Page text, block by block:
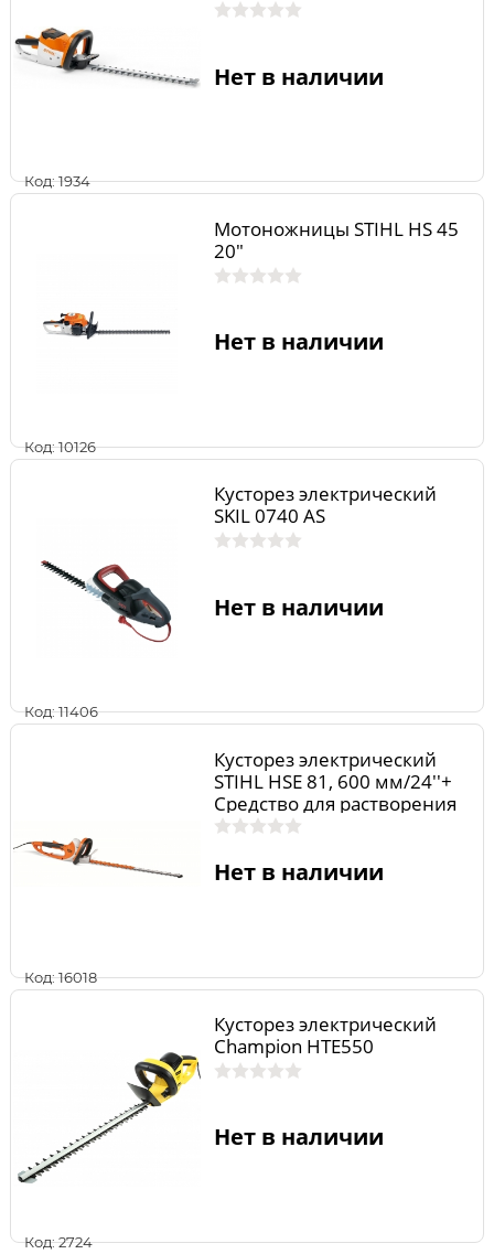
Код: 1934
Нет в наличии
Код: 10126
Мотоножницы STIHL HS 45
20"
Нет в наличии
Код: 11406
Кусторез электрический
SKIL 0740 AS
Нет в наличии
Код: 16018
Кусторез электрический
STIHL НSЕ 81, 600 мм/24''+
Средство для растворения
смолы 50 мл
Нет в наличии
Код: 2724
Кусторез электрический
Champion HTE550
Нет в наличии